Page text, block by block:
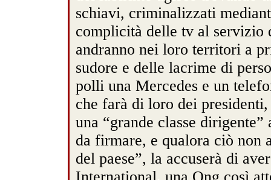
schiavi, criminalizzati
complicità delle tv al
andranno nei loro territori a
sudore e delle lacrime di
polli una Mercedes e un
che farà di loro dei
una “grande classe
da firmare, e qualora ciò non
del paese”, la accuserà di